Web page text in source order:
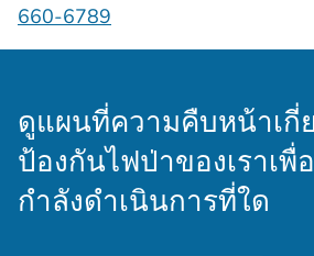
660-6789
ดูแผนที่ความคืบหน้าเกี่
ป้องกันไฟป่าของเราเพื่
กำลังดำเนินการที่ใด